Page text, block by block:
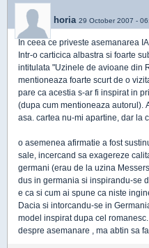
horia 29 October 2007 -
In ceea ce priveste asemanarea
Intr-o carticica albastra si foarte
intitulata "Uzinele de avioane din
mentioneaza foarte scurt de o
pare ca acestia s-ar fi inspirat in
(dupa cum mentioneaza autorul).
asa. cartea nu-mi apartine, dar la
o asemenea afirmatie a fost
sale, incercand sa exagereze
germani (erau de la uzina Messerschmitt ) dupa ce au vazut
dus in germania si inspirandu-se
e ca si cum ai spune ca niste
Dacia si intorcandu-se in
model inspirat dupa cel
despre asemanare , ma abtin sa